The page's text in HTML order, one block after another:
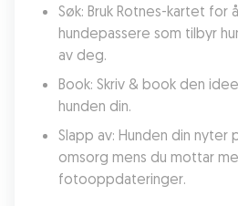
Søk: Bruk Rotnes-kartet for
hundepassere som tilbyr
av deg.
Book: Skriv & book den
hunden din.
Slapp av: Hunden din nyter
omsorg mens du mottar
fotooppdateringer.